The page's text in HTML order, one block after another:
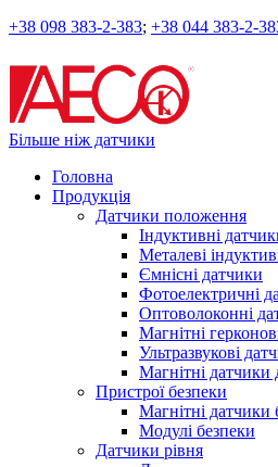
+38 098 383-2-383; +38 044 383-2-
Більше ніж датчики
Головна
Продукція
Датчики положення
Індуктивні
Металеві
Ємнісні датчики
Фотоелектричні
Оптоволоконні
Магнітні
Ультразвукові
Магнітні датчики
Пристрої безпеки
Магнітні датчики
Модулі безпеки
Датчики рівня